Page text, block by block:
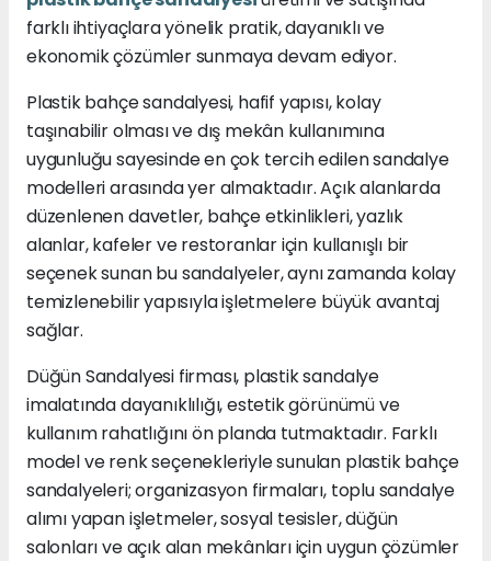
farklı ihtiyaçlara yönelik pratik, dayanıklı ve
ekonomik çözümler sunmaya devam ediyor.
Plastik bahçe sandalyesi, hafif yapısı, kolay
taşınabilir olması ve dış mekân kullanımına
uygunluğu sayesinde en çok tercih edilen sandalye
modelleri arasında yer almaktadır. Açık alanlarda
düzenlenen davetler, bahçe etkinlikleri, yazlık
alanlar, kafeler ve restoranlar için kullanışlı bir
seçenek sunan bu sandalyeler, aynı zamanda kolay
temizlenebilir yapısıyla işletmelere büyük avantaj
sağlar.
Düğün Sandalyesi firması, plastik sandalye
imalatında dayanıklılığı, estetik görünümü ve
kullanım rahatlığını ön planda tutmaktadır. Farklı
model ve renk seçenekleriyle sunulan plastik bahçe
sandalyeleri; organizasyon firmaları, toplu sandalye
alımı yapan işletmeler, sosyal tesisler, düğün
salonları ve açık alan mekânları için uygun çözümler